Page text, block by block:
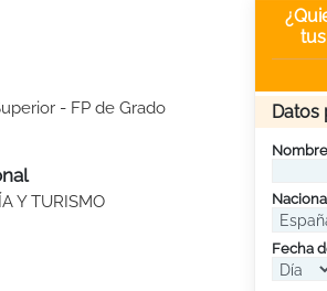
- FP de Grado
Y TURISMO
Datos
Nombre
Fecha